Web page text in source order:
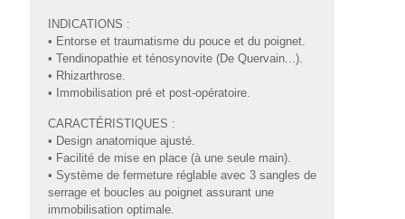
INDICATIONS :
• Entorse et traumatisme du pouce et du poignet.
• Tendinopathie et ténosynovite (De Quervain...).
• Rhizarthrose.
• Immobilisation pré et post-opératoire.
CARACTÉRISTIQUES :
• Design anatomique ajusté.
• Facilité de mise en place (à une seule main).
• Système de fermeture réglable avec 3 sangles de
serrage et boucles au poignet assurant une
immobilisation optimale.